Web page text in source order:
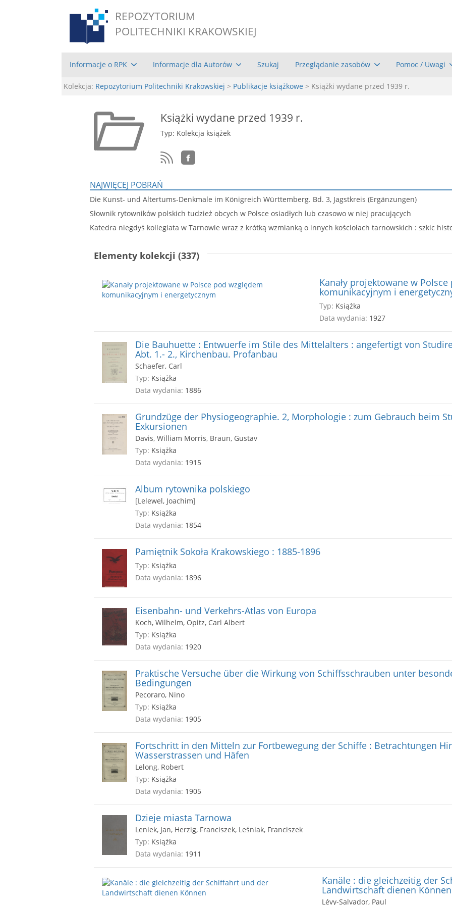
REPOZYTORIUM
POLITECHNIKI KRAKOWSKIEJ
Informacje o RPK Informacje dla Autorów Szukaj Przeglądanie zasobów Pomoc / Uwagi
Kolekcja: Repozytorium Politechniki Krakowskiej > Publikacje książkowe > Książki wydane przed 1939 r.
Książki wydane przed 1939 r.
Typ: Kolekcja książek
NAJWIĘCEJ POBRAŃ
Die Kunst- und Altertums-Denkmale im Königreich Württemberg. Bd. 3, Jagstkreis (Ergänzungen)
Słownik rytowników polskich tudzież obcych w Polsce osiadłych lub czasowo w niej pracujących
Elementy kolekcji (337)
Kanały projektowane w
komunikacyjnym i
Typ: Książka
Data wydania: 1927
Die Bauhuette : Entwuerfe im Stile des Mittelalters : angefertigt von
Abt. 1.- 2., Kirchenbau. Profanbau
Schaefer, Carl
Typ: Książka
Data wydania: 1886
Grundzüge der Physiogeographie. 2, Morphologie : zum Gebrauch beim
Exkursionen
Davis, William Morris, Braun, Gustav
Typ: Książka
Data wydania: 1915
Album rytownika polskiego
[Lelewel, Joachim]
Typ: Książka
Data wydania: 1854
Pamiętnik Sokoła Krakowskiego : 1885-1896
Typ: Książka
Data wydania: 1896
Eisenbahn- und Verkehrs-Atlas von Europa
Koch, Wilhelm, Opitz, Carl Albert
Typ: Książka
Data wydania: 1920
Praktische Versuche über die Wirkung von Schiffsschrauben unter
Bedingungen
Pecoraro, Nino
Typ: Książka
Data wydania: 1905
Fortschritt in den Mitteln zur Fortbewegung der Schiffe : Betrachtungen
Wasserstrassen und Häfen
Lelong, Robert
Typ: Książka
Data wydania: 1905
Dzieje miasta Tarnowa
Leniek, Jan, Herzig, Franciszek, Leśniak, Franciszek
Typ: Książka
Data wydania: 1911
Kanäle : die gleichzeitig der
Landwirtschaft dienen Können
Lévy-Salvador, Paul